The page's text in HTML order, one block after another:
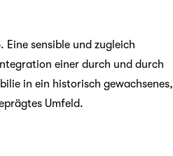
Eine sensible und zugleich
einer durch und durch
in ein historisch gewachsenes,
Umfeld.